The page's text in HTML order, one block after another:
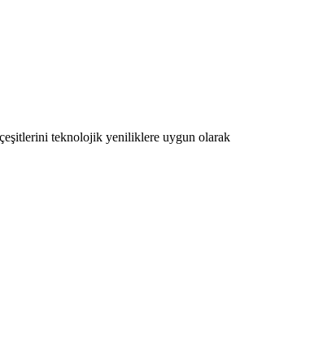
çeşitlerini teknolojik yeniliklere uygun olarak